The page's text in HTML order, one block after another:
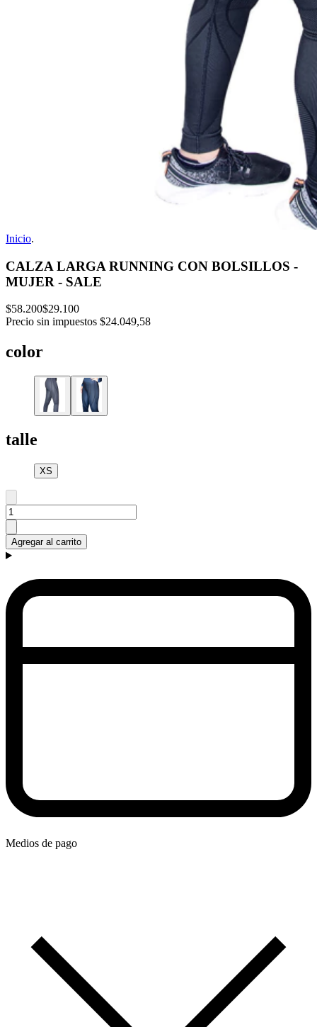
Inicio.
CALZA LARGA RUNNING CON BOLSILLOS -
MUJER - SALE
$58.200$29.100
Precio sin impuestos $24.049,58
color
talle
XS
Agregar al carrito
Medios de pago